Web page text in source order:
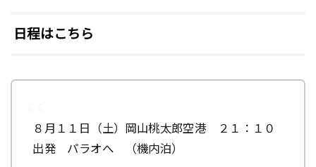
日程はこちら
８月１１日（土）岡山桃太郎空港 ２１：１０
出発 パラオへ （機内泊）